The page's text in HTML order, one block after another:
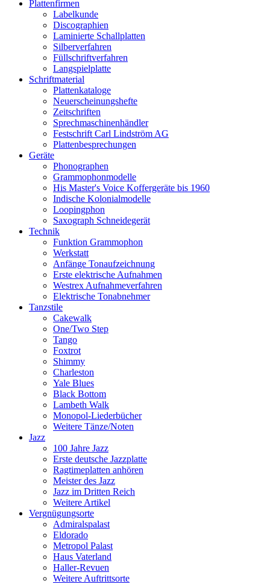
Plattenfirmen
Labelkunde
Discographien
Laminierte Schallplatten
Silberverfahren
Füllschriftverfahren
Langspielplatte
Schriftmaterial
Plattenkataloge
Neuerscheinungshefte
Zeitschriften
Sprechmaschinenhändler
Festschrift Carl Lindström AG
Plattenbesprechungen
Geräte
Phonographen
Grammophonmodelle
His Master's Voice Koffergeräte bis 1960
Indische Kolonialmodelle
Loopingphon
Saxograph Schneidegerät
Technik
Funktion Grammophon
Werkstatt
Anfänge Tonaufzeichnung
Erste elektrische Aufnahmen
Westrex Aufnahmeverfahren
Elektrische Tonabnehmer
Tanzstile
Cakewalk
One/Two Step
Tango
Foxtrot
Shimmy
Charleston
Yale Blues
Black Bottom
Lambeth Walk
Monopol-Liederbücher
Weitere Tänze/Noten
Jazz
100 Jahre Jazz
Erste deutsche Jazzplatte
Ragtimeplatten anhören
Meister des Jazz
Jazz im Dritten Reich
Weitere Artikel
Vergnügungsorte
Admiralspalast
Eldorado
Metropol Palast
Haus Vaterland
Haller-Revuen
Weitere Auftrittsorte